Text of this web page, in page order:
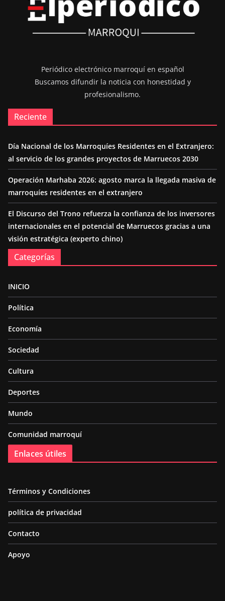
Periódico electrónico marroquí en español
Buscamos difundir la noticia con honestidad y
profesionalismo.
Reciente
Día Nacional de los Marroquíes Residentes en el Extranjero:
al servicio de los grandes proyectos de Marruecos 2030
Operación Marhaba 2026: agosto marca la llegada masiva de
marroquíes residentes en el extranjero
El Discurso del Trono refuerza la confianza de los inversores
internacionales en el potencial de Marruecos gracias a una
visión estratégica (experto chino)
Categorías
INICIO
Política
Economía
Sociedad
Cultura
Deportes
Mundo
Comunidad marroquí
Enlaces útiles
Términos y Condiciones
política de privacidad
Contacto
Apoyo